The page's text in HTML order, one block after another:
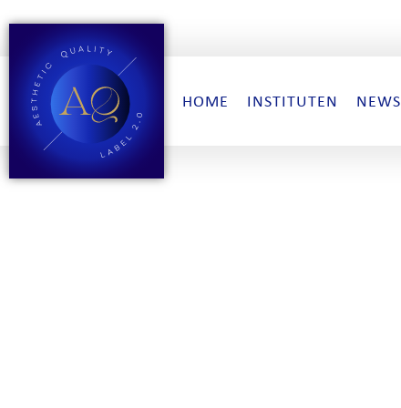
HOME INSTITUTEN NEWS